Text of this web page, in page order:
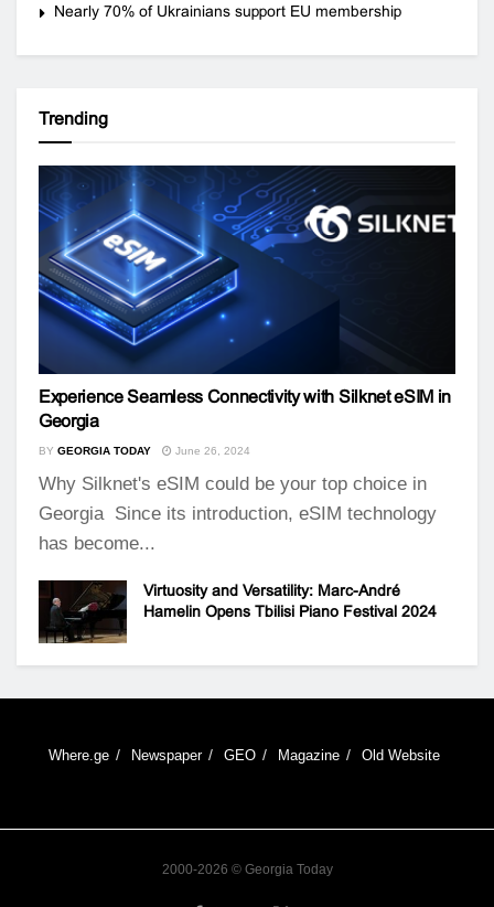
Nearly 70% of Ukrainians support EU membership
Trending
Experience Seamless Connectivity with Silknet eSIM in
Georgia
BY GEORGIA TODAY June 26, 2024
Why Silknet's eSIM could be your top choice in
Georgia Since its introduction, eSIM technology
has become...
Virtuosity and Versatility: Marc-André
Hamelin Opens Tbilisi Piano Festival 2024
Where.ge Newspaper GEO Magazine Old Website
2000-2026 © Georgia Today